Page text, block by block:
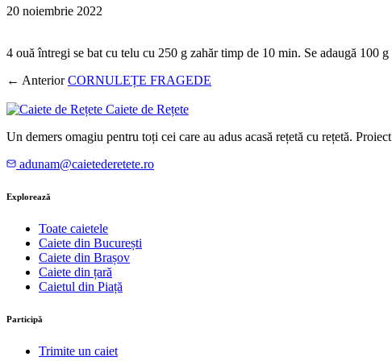
20 noiembrie 2022
4 ouă întregi se bat cu telu cu 250 g zahăr timp de 10 min. Se adaugă 100
← Anterior CORNULEȚE FRAGEDE
Caiete de Rețete
Un demers omagiu pentru toți cei care au adus acasă rețetă cu rețetă.
adunam@caietederetete.ro
Explorează
Toate caietele
Caiete din București
Caiete din Brașov
Caiete din țară
Caietul din Piață
Participă
Trimite un caiet